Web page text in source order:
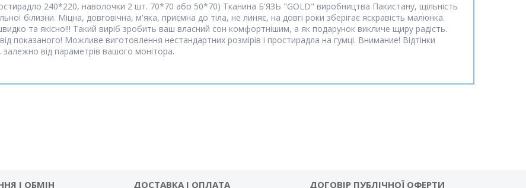
240*220, наволочки 2 шт. 70*70 або 50*70) Тканина Б'ЯЗЬ "GOLD" виробництва Пакистану, щільність
білизни. Міцна, довговічна, м'яка, приємна до тіла, не линяє, на довгі роки зберігає яскравість малюнка.
та якісно!!! Такий виріб зробить ваш власний сон комфортнішим, а як подарунок викличе щиру радість.
показаного! Можливе виготовлення нестандартних розмірів і простирадла на гумці. Внимание! Відтінки
від параметрів вашого монітора.
І ОБМІН ДОСТАВКА І ОПЛАТА ДОГОВІР ПУБЛІЧНОЇ ОФЕРТИ